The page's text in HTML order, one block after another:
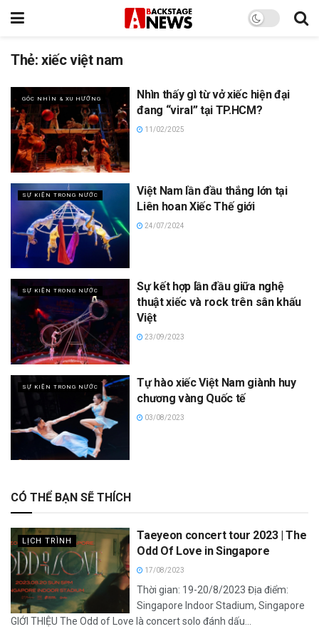
Thẻ:xiếc việt nam
GÓC NHÌN & XU HƯỚNG
Nhìn thấy gì từ vở xiếc hiện đại
đang “viral” tại TP.HCM?
11/02/2025
SỰ KIỆN TRONG NƯỚC
Việt Nam lần đầu thắng lớn tại
Liên hoan Xiếc Thế giới
24/07/2024
SỰ KIỆN TRONG NƯỚC
Sự kết hợp lần đầu giữa nghệ
thuật xiếc và rock trên sân khấu
Việt
23/09/2023
SỰ KIỆN TRONG NƯỚC
Tự hào xiếc Việt Nam giành huy
chương vàng Quốc tế
03/08/2023
CÓ THỂ BẠN SẼ THÍCH
LỊCH TRÌNH
Taeyeon concert tour 2023 | The
Odd Of Love in Singapore
17/08/2023
Thời gian: 19-20/8/2023 Địa điểm:
Singapore Indoor Stadium, Singapore
GIỚI THIỆU The Odd of Love là concert solo đánh dấu...